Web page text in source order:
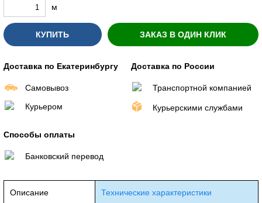
м
КУПИТЬ ЗАКАЗ В ОДИН КЛИК
Доставка по Екатеринбургу
Самовывоз
Курьером
Доставка по России
Транспортной компанией
Курьерскими службами
Способы оплаты
Банковский перевод
Описание Технические характеристики